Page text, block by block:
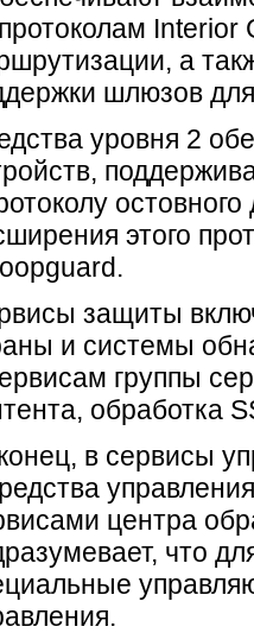
Interior
а
шлюзов
уровня 2
этого
защиты
и системы
группы
обработка
в сервисы
центра
что